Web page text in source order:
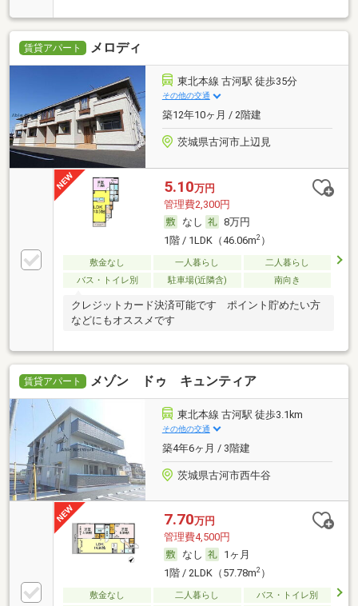
賃貸アパート メロディ
東北本線 古河駅 徒歩35分
その他の交通
築12年10ヶ月 / 2階建
茨城県古河市上辺見
5.10万円
管理費2,300円
なし
8万円
1階 / 1LDK（46.06m2）
敷金なし 一人暮らし
二人暮らし
バス・トイレ別
駐車場(近隣含) 南向き
クレジットカード決済可能です ポイント貯めたい方
などにもオススメです
賃貸アパート メゾン ドゥ キュンティア
東北本線 古河駅 徒歩3.1km
その他の交通
築4年6ヶ月 / 3階建
茨城県古河市西牛谷
7.70万円
管理費4,500円
なし
1ヶ月
1階 / 2LDK（57.78m2）
敷金なし 二人暮らし
バス・トイレ別